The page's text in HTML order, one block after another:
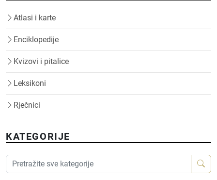
Atlasi i karte
Enciklopedije
Kvizovi i pitalice
Leksikoni
Rječnici
KATEGORIJE